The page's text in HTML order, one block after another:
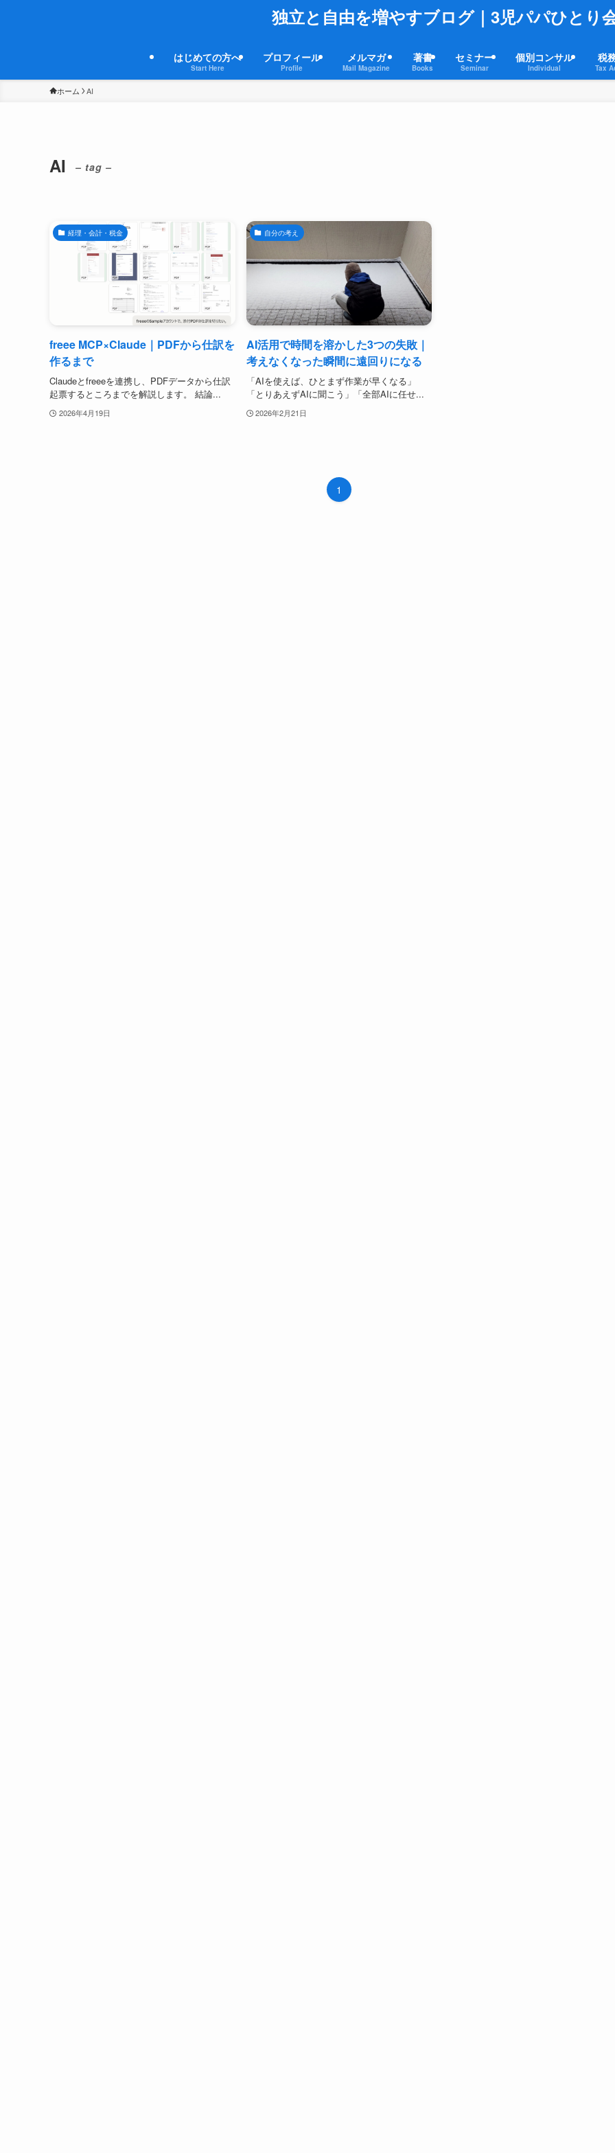
独立と自由を増やすブログ｜3児パパひとり
はじめての方へ
Start Here
プロフィール
Profile
メルマガ
Mail Magazine
著書
Books
セミナー
Seminar
個別コンサル
Individual
税
Tax
ホーム AI
AI – tag –
経理・会計・税金
freee MCP×Claude｜PDFから仕訳を
作るまで
Claudeとfreeeを連携し、PDFデータから仕訳
起票するところまでを解説します。 結論...
2026年4月19日
自分の考え
AI活用で時間を溶かした3つの失敗｜
考えなくなった瞬間に遠回りになる
「AIを使えば、ひとまず作業が早くなる」
「とりあえずAIに聞こう」「全部AIに任せ...
2026年2月21日
1